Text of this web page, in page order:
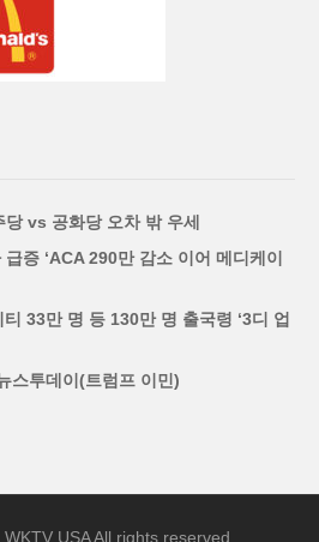
vs 공화당 오차 밖 우세
증 ‘ACA 290만 감소 이어 메디케이
33만 명 등 130만 명 출국령 ‘3디 업
스투데이(트럼프 이민)
USA All rights reserved.